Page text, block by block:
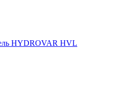
HYDROVAR HVL